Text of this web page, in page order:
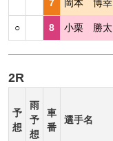
7 岡本 博幸
○ 8 小栗 勝太
2R
予
想
雨
予
想
車
番
選手名